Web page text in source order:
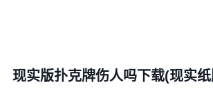
现实版扑克牌伤人吗下载(现实